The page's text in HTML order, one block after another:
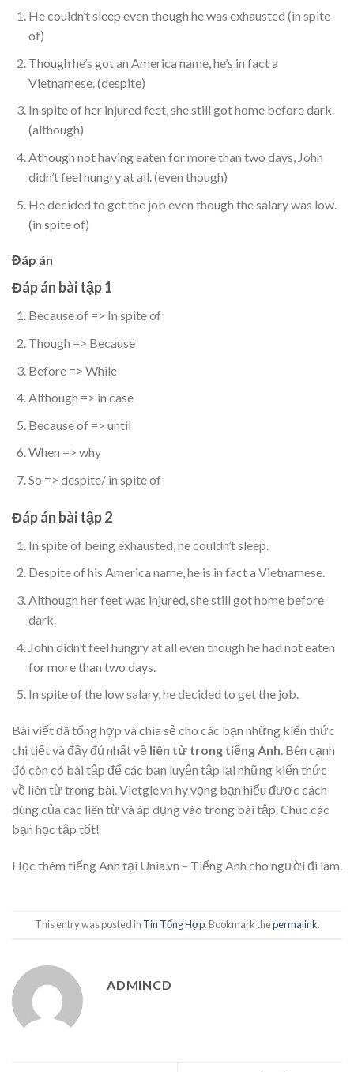
He couldn’t sleep even though he was exhausted (in spite
of)
Though he’s got an America name, he’s in fact a
Vietnamese. (despite)
In spite of her injured feet, she still got home before dark.
(although)
Athough not having eaten for more than two days, John
didn’t feel hungry at all. (even though)
He decided to get the job even though the salary was low.
(in spite of)
Đáp án
Đáp án bài tập 1
Because of => In spite of
Though => Because
Before => While
Although => in case
Because of => until
When => why
So => despite/ in spite of
Đáp án bài tập 2
In spite of being exhausted, he couldn’t sleep.
Despite of his America name, he is in fact a Vietnamese.
Although her feet was injured, she still got home before
dark.
John didn’t feel hungry at all even though he had not eaten
for more than two days.
In spite of the low salary, he decided to get the job.
Bài viết đã tổng hợp và chia sẻ cho các bạn những kiến thức
chi tiết và đầy đủ nhất về liên từ trong tiếng Anh. Bên cạnh
đó còn có bài tập để các bạn luyện tập lại những kiến thức
về liên từ trong bài. Vietgle.vn hy vọng bạn hiểu được cách
dùng của các liên từ và áp dụng vào trong bài tập. Chúc các
bạn học tập tốt!
Học thêm tiếng Anh tại Unia.vn – Tiếng Anh cho người đi làm.
This entry was posted in Tin Tổng Hợp. Bookmark thepermalink.
ADMINCD